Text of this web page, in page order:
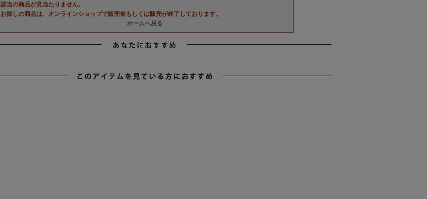
該当の商品が見当たりません。
お探しの商品は、オンラインショップで販売前もしくは販売が終了しております。
ホームへ戻る